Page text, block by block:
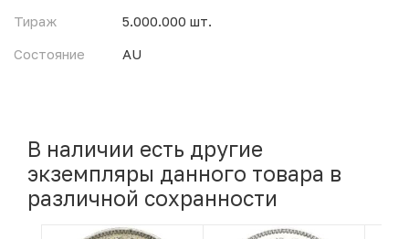
Тираж
5.000.000 шт.
Состояние
AU
В наличии есть другие
экземпляры данного товара в
различной сохранности